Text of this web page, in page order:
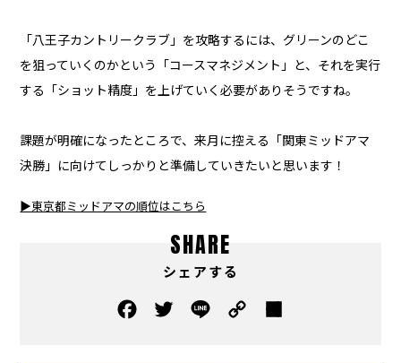
「八王子カントリークラブ」を攻略するには、グリーンのどこ
を狙っていくのかという「コースマネジメント」と、それを実行
する「ショット精度」を上げていく必要がありそうですね。
課題が明確になったところで、来月に控える「関東ミッドアマ
決勝」に向けてしっかりと準備していきたいと思います！
▶東京都ミッドアマの順位はこちら
SHARE
シェアする